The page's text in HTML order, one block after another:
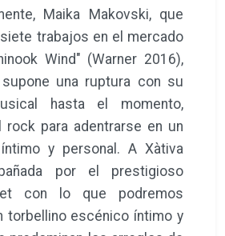
Maika Makovski, que
trabajos en el mercado
Wind" (Warner 2016),
una ruptura con su
hasta el momento,
rock para adentrarse en un
y personal. A Xàtiva
por el prestigioso
con lo que podremos
torbellino escénico íntimo y